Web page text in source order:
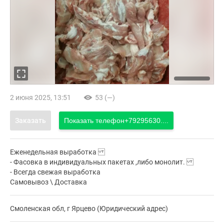
2 июня 2025, 13:51 53 (—)
Заказать Показать телефон+79295630....
Еженедельная выработка
- Фасовка в индивидуальных пакетах ,либо монолит.
- Всегда свежая выработка
Самовывоз \ Доставка
Смоленская обл, г Ярцево (Юридический адрес)